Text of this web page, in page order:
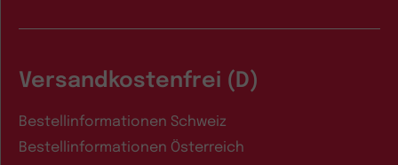
Versandkostenfrei (D)
Bestellinformationen Schweiz
Bestellinformationen Österreich